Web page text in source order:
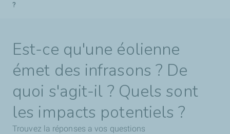
?
Est-ce qu'une éolienne
émet des infrasons ? De
quoi s'agit-il ? Quels sont
les impacts potentiels ?
Trouvez la réponses a vos questions